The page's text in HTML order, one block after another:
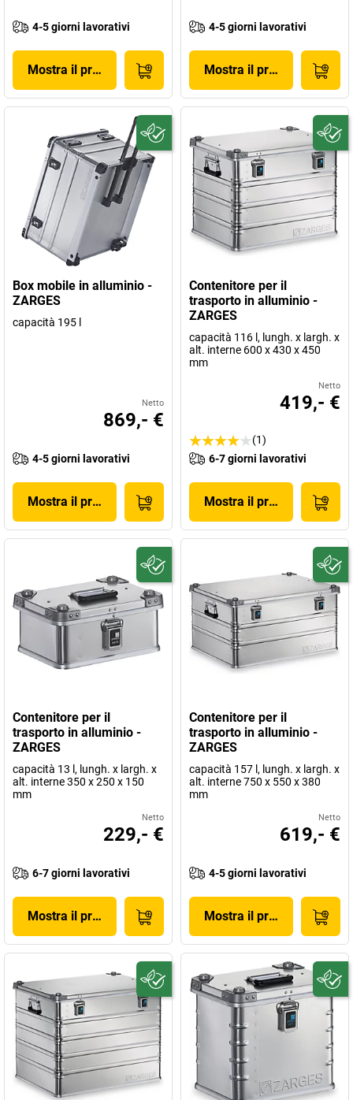
4-5 giorni lavorativi
Mostra il prodotto
4-5 giorni lavorativi
Mostra il prodotto
Box mobile in alluminio -
ZARGES
capacità 195 l
Netto
869,- €
4-5 giorni lavorativi
Mostra il prodotto
Contenitore per il
trasporto in alluminio -
ZARGES
capacità 116 l, lungh. x largh. x
alt. interne 600 x 430 x 450
mm
Netto
419,- €
(1)
6-7 giorni lavorativi
Mostra il prodotto
Contenitore per il
trasporto in alluminio -
ZARGES
capacità 13 l, lungh. x largh. x
alt. interne 350 x 250 x 150
mm
Netto
229,- €
6-7 giorni lavorativi
Mostra il prodotto
Contenitore per il
trasporto in alluminio -
ZARGES
capacità 157 l, lungh. x largh. x
alt. interne 750 x 550 x 380
mm
Netto
619,- €
4-5 giorni lavorativi
Mostra il prodotto